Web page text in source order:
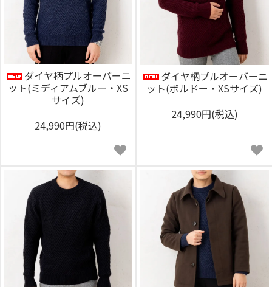
ダイヤ柄プルオーバーニ
ット(ミディアムブルー・XS
サイズ)
24,990円(税込)
ダイヤ柄プルオーバーニ
ット(ボルドー・XSサイズ)
24,990円(税込)